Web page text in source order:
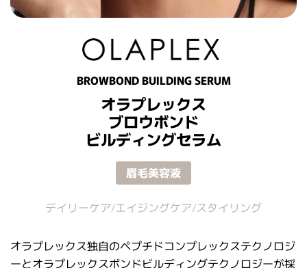
BROWBOND BUILDING SERUM
オラプレックス
ブロウボンド
ビルディングセラム
眉毛美容液
デイリーケア/エイジングケア/スタイリング
オラプレックス独自のペプチドコンプレックステクノロジ
ーとオラプレックスボンドビルディングテクノロジーが採